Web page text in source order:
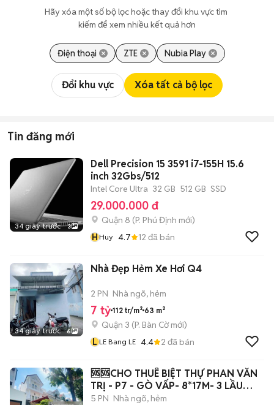
Hãy xóa một số bộ lọc hoặc thay đổi khu vực tìm
kiếm để xem nhiều kết quả hơn
Điện thoại ZTE Nubia Play
Đổi khu vực Xóa tất cả bộ lọc
Tin đăng mới
34 giây trước 3
Dell Precision 15 3591 i7-155H 15.6
inch 32Gbs/512
Intel Core Ultra 32 GB 512 GB SSD
29.000.000 đ
Quận 8 (P. Phú Định mới)
HHuy 4.7 12 đã bán
34 giây trước 6
Nhà Đẹp Hẻm Xe Hơi Q4
2 PN Nhà ngõ, hẻm
7 tỷ 112 tr/m² 63 m²
Quận 3 (P. Bàn Cờmới)
L LE Bang LE 4.4 2 đã bán
🆘🆘CHO THUÊ BIỆT THỰ PHAN VĂN
TRỊ - P7 - GÒ VẤP- 8*17M- 3 LẦU
🆘🆘
5 PN Nhà ngõ, hẻm